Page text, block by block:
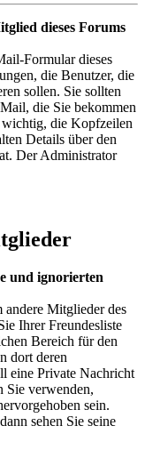
dieses Forums
Formular dieses
die Benutzer, die
sollen. Sie sollten
die Sie bekommen
wichtig, die Kopfzeilen
Details über den
Der Administrator
und ignorierten
andere Mitglieder des
Ihrer Freundesliste
Bereich für den
dort deren
eine Private Nachricht
Sie verwenden,
sein.
sehen Sie seine